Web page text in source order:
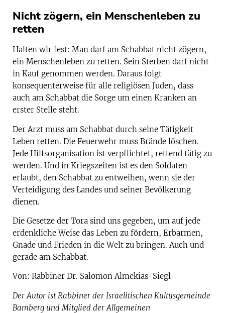
Nicht zögern, ein Menschenleben zu
retten
Halten wir fest: Man darf am Schabbat nicht zögern,
ein Menschenleben zu retten. Sein Sterben darf nicht
in Kauf genommen werden. Daraus folgt
konsequenterweise für alle religiösen Juden, dass
auch am Schabbat die Sorge um einen Kranken an
erster Stelle steht.
Der Arzt muss am Schabbat durch seine Tätigkeit
Leben retten. Die Feuerwehr muss Brände löschen.
Jede Hilfsorganisation ist verpflichtet, rettend tätig zu
werden. Und in Kriegszeiten ist es den Soldaten
erlaubt, den Schabbat zu entweihen, wenn sie der
Verteidigung des Landes und seiner Bevölkerung
dienen.
Die Gesetze der Tora sind uns gegeben, um auf jede
erdenkliche Weise das Leben zu fördern, Erbarmen,
Gnade und Frieden in die Welt zu bringen. Auch und
gerade am Schabbat.
Von: Rabbiner Dr. Salomon Almekias-Siegl
Der Autor ist Rabbiner der Israelitischen Kultusgemeinde
Bamberg und Mitglied der Allgemeinen